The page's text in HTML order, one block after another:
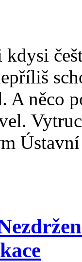
kdysi
A něco